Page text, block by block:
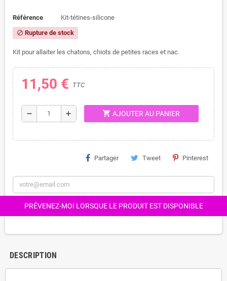
Référence Kit-tétines-silicone
block Rupture de stock
Kit pour allaiter les chatons, chiots de petites races et nac.
11,50 € TTC
remove add shopping_cart AJOUTER AU PANIER
Partager Tweet Pinterest
PRÉVENEZ-MOI LORSQUE LE PRODUIT EST DISPONIBLE
DESCRIPTION